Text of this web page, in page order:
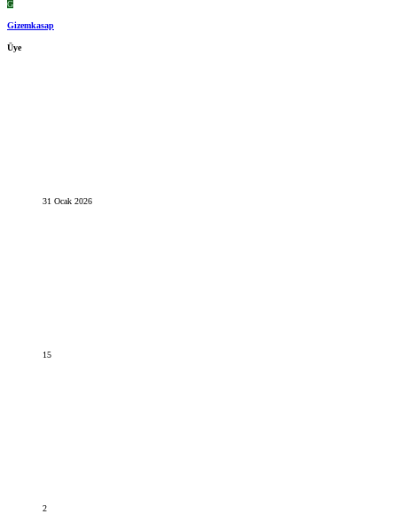
G
Gizemkasap
Üye
31 Ocak 2026
15
2